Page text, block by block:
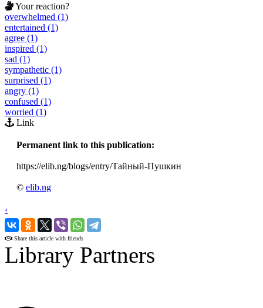
Your reaction?
overwhelmed (1)
entertained (1)
agree (1)
inspired (1)
sad (1)
sympathetic (1)
surprised (1)
angry (1)
confused (1)
worried (1)
Link
Permanent link to this publication:
https://elib.ng/blogs/entry/Тайный-Пушкин
© elib.ng
‹
›
Share this article with friends
Library Partners